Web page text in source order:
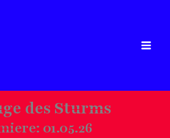
des Sturms
01.05.26